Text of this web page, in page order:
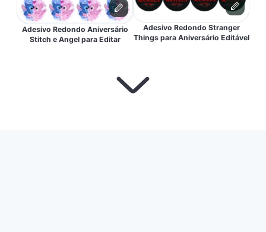
Adesivo Redondo Aniversário
Stitch e Angel para Editar
Adesivo Redondo Stranger
Things para Aniversário Editável